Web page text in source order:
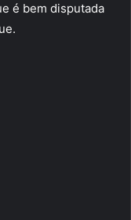
é bem disputada